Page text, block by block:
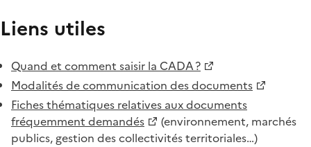
Liens utiles
Quand et comment saisir la CADA ?
Modalités de communication des documents
Fiches thématiques relatives aux documents
fréquemment demandés
(environnement, marchés
publics, gestion des collectivités territoriales…)